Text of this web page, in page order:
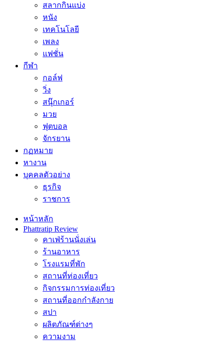
สลากกินแบ่ง
หนัง
เทคโนโลยี
เพลง
แฟชั่น
กีฬา
กอล์ฟ
วิ่ง
สนุ๊กเกอร์
มวย
ฟุตบอล
จักรยาน
กฏหมาย
หางาน
บุคคลตัวอย่าง
ธุรกิจ
ราชการ
หน้าหลัก
Phattratip Review
คาเฟ่ร้านนั่งเล่น
ร้านอาหาร
โรงแรมที่พัก
สถานที่ท่องเที่ยว
กิจกรรมการท่องเที่ยว
สถานที่ออกกำลังกาย
สปา
ผลิตภัณฑ์ต่างๆ
ความงาม